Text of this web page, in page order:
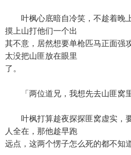
叶枫心底暗自冷笑，不趁着晚
摸上山打他们一个出
其不意，居然想要单枪匹马正面强
太没把山匪放在眼里
了。
「两位道兄，我想先去山匪窝里
叶枫打算趁夜探探匪窝虚实，
人全在，那他趁早跑
远点，这两个愣子怎么死的都不知道